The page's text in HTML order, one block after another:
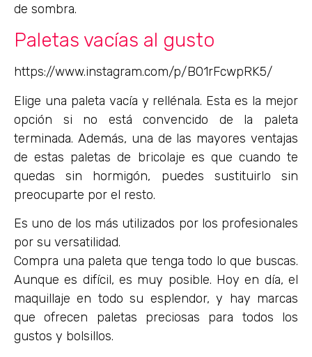
de sombra.
Paletas vacías al gusto
https://www.instagram.com/p/B01rFcwpRK5/
Elige una paleta vacía y rellénala. Esta es la mejor
opción si no está convencido de la paleta
terminada. Además, una de las mayores ventajas
de estas paletas de bricolaje es que cuando te
quedas sin hormigón, puedes sustituirlo sin
preocuparte por el resto.
Es uno de los más utilizados por los profesionales
por su versatilidad.
Compra una paleta que tenga todo lo que buscas.
Aunque es difícil, es muy posible. Hoy en día, el
maquillaje en todo su esplendor, y hay marcas
que ofrecen paletas preciosas para todos los
gustos y bolsillos.